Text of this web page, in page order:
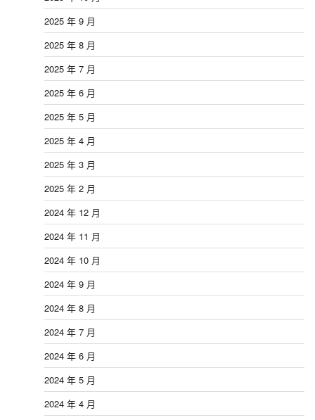
2025 年 9 月
2025 年 8 月
2025 年 7 月
2025 年 6 月
2025 年 5 月
2025 年 4 月
2025 年 3 月
2025 年 2 月
2024 年 12 月
2024 年 11 月
2024 年 10 月
2024 年 9 月
2024 年 8 月
2024 年 7 月
2024 年 6 月
2024 年 5 月
2024 年 4 月